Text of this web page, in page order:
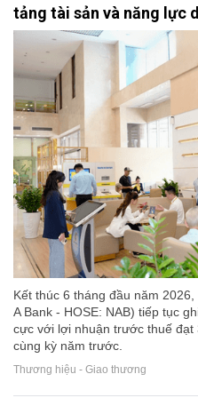
tảng tài sản và năng lực
Kết thúc 6 tháng đầu năm
A Bank - HOSE: NAB) tiếp tục
cực với lợi nhuận trước thuế
cùng kỳ năm trước.
Thương hiệu - Giao thương